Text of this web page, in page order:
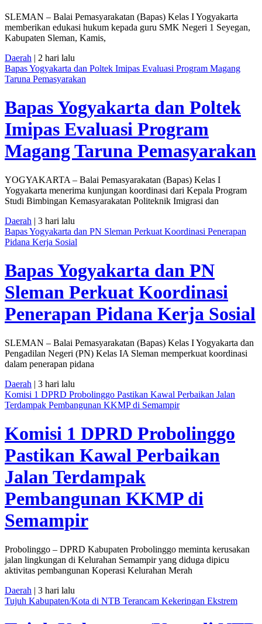
SLEMAN – Balai Pemasyarakatan (Bapas) Kelas I Yogyakarta
memberikan edukasi hukum kepada guru SMK Negeri 1 Seyegan,
Kabupaten Sleman, Kamis,
Daerah | 2 hari lalu
Bapas Yogyakarta dan Poltek Imipas Evaluasi Program Magang
Taruna Pemasyarakan
Bapas Yogyakarta dan Poltek
Imipas Evaluasi Program
Magang Taruna Pemasyarakan
YOGYAKARTA – Balai Pemasyarakatan (Bapas) Kelas I
Yogyakarta menerima kunjungan koordinasi dari Kepala Program
Studi Bimbingan Kemasyarakatan Politeknik Imigrasi dan
Daerah | 3 hari lalu
Bapas Yogyakarta dan PN Sleman Perkuat Koordinasi Penerapan
Pidana Kerja Sosial
Bapas Yogyakarta dan PN
Sleman Perkuat Koordinasi
Penerapan Pidana Kerja Sosial
SLEMAN – Balai Pemasyarakatan (Bapas) Kelas I Yogyakarta dan
Pengadilan Negeri (PN) Kelas IA Sleman memperkuat koordinasi
dalam penerapan pidana
Daerah | 3 hari lalu
Komisi 1 DPRD Probolinggo Pastikan Kawal Perbaikan Jalan
Terdampak Pembangunan KKMP di Semampir
Komisi 1 DPRD Probolinggo
Pastikan Kawal Perbaikan
Jalan Terdampak
Pembangunan KKMP di
Semampir
Probolinggo – DPRD Kabupaten Probolinggo meminta kerusakan
jalan lingkungan di Kelurahan Semampir yang diduga dipicu
aktivitas pembangunan Koperasi Kelurahan Merah
Daerah | 3 hari lalu
Tujuh Kabupaten/Kota di NTB Terancam Kekeringan Ekstrem